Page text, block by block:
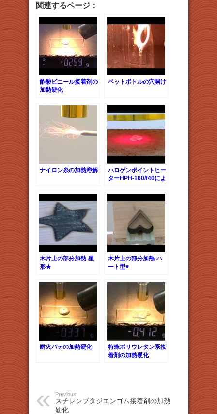
関連するページ：
酢酸ビニール接着剤の
加熱硬化
ペットボトルの穴開け
ナイロン糸の加熱溶解
ハロゲンポイントヒー
ターHPH-160/f40によ
の加熱溶解
木片上の部分加熱-星
形★
木片上の部分加熱-ハ
ート型♥
耐火パテの加熱硬化
特殊ポリウレタン系接
着剤の加熱硬化
Previous:
スチレンブタジエンゴム接着剤の加熱
硬化